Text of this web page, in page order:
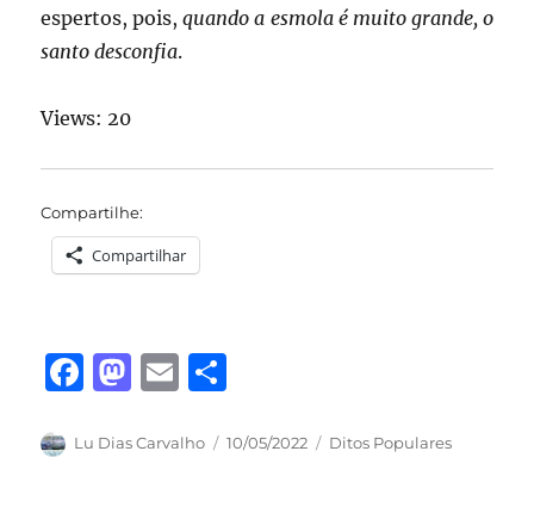
espertos, pois,quando a esmola é muito grande, o
santo desconfia.
Views: 20
Compartilhe:
Compartilhar
F
c
M
st
E
ai a
Autor
Lu Dias Carvalho
Publicado
10/05/2022 Categorias
Ditos Populares